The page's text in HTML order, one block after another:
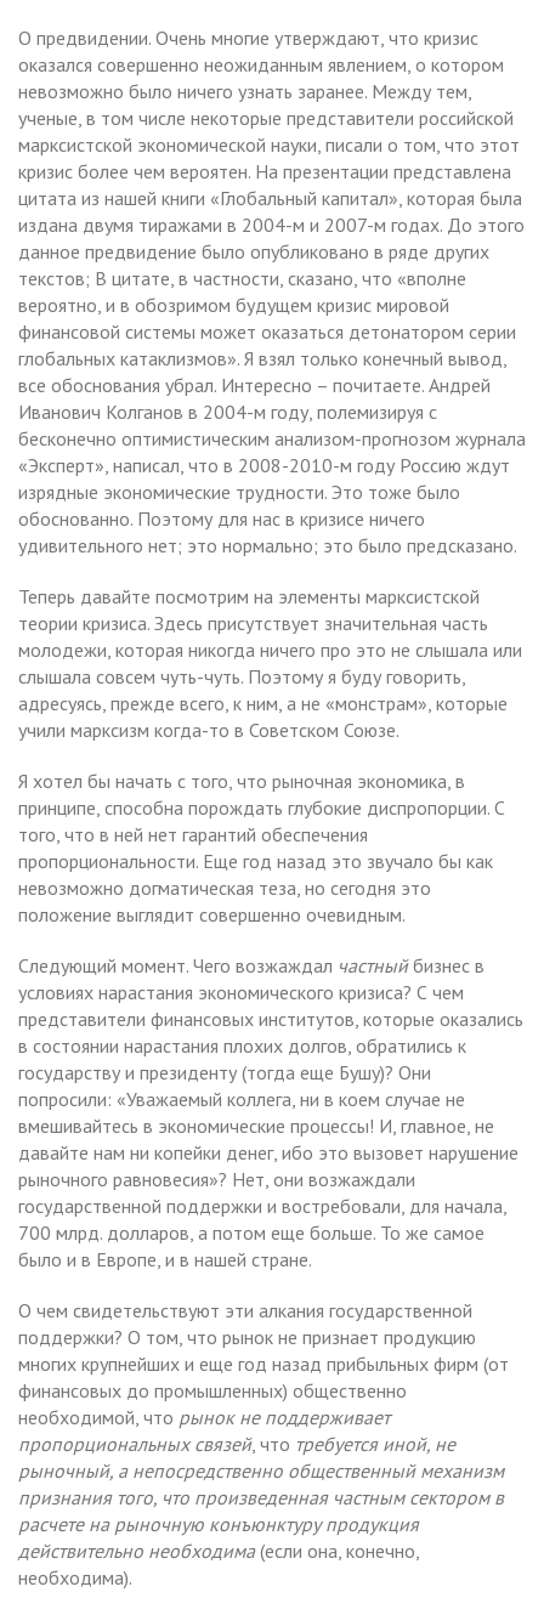
О предвидении. Очень многие утверждают, что кризис
оказался совершенно неожиданным явлением, о котором
невозможно было ничего узнать заранее. Между тем,
ученые, в том числе некоторые представители российской
марксистской экономической науки, писали о том, что этот
кризис более чем вероятен. На презентации представлена
цитата из нашей книги «Глобальный капитал», которая была
издана двумя тиражами в 2004-м и 2007-м годах. До этого
данное предвидение было опубликовано в ряде других
текстов; В цитате, в частности, сказано, что «вполне
вероятно, и в обозримом будущем кризис мировой
финансовой системы может оказаться детонатором серии
глобальных катаклизмов». Я взял только конечный вывод,
все обоснования убрал. Интересно – почитаете. Андрей
Иванович Колганов в 2004-м году, полемизируя с
бесконечно оптимистическим анализом-прогнозом журнала
«Эксперт», написал, что в 2008-2010-м году Россию ждут
изрядные экономические трудности. Это тоже было
обоснованно. Поэтому для нас в кризисе ничего
удивительного нет; это нормально; это было предсказано.
Теперь давайте посмотрим на элементы марксистской
теории кризиса. Здесь присутствует значительная часть
молодежи, которая никогда ничего про это не слышала или
слышала совсем чуть-чуть. Поэтому я буду говорить,
адресуясь, прежде всего, к ним, а не «монстрам», которые
учили марксизм когда-то в Советском Союзе.
Я хотел бы начать с того, что рыночная экономика, в
принципе, способна порождать глубокие диспропорции. С
того, что в ней нет гарантий обеспечения
пропорциональности. Еще год назад это звучало бы как
невозможно догматическая теза, но сегодня это
положение выглядит совершенно очевидным.
Следующий момент. Чего возжаждал частныйбизнес в
условиях нарастания экономического кризиса? С чем
представители финансовых институтов, которые оказались
в состоянии нарастания плохих долгов, обратились к
государству и президенту (тогда еще Бушу)? Они
попросили: «Уважаемый коллега, ни в коем случае не
вмешивайтесь в экономические процессы! И, главное, не
давайте нам ни копейки денег, ибо это вызовет нарушение
рыночного равновесия»? Нет, они возжаждали
государственной поддержки и востребовали, для начала,
700 млрд. долларов, а потом еще больше. То же самое
было и в Европе, и в нашей стране.
О чем свидетельствуют эти алкания государственной
поддержки? О том, что рынок не признает продукцию
многих крупнейших и еще год назад прибыльных фирм (от
финансовых до промышленных) общественно
необходимой, что рынок не поддерживает
пропорциональных связей, что требуется иной, не
рыночный, а непосредственно общественный механизм
признания того, что произведенная частным сектором в
расчете на рыночную конъюнктуру продукция
действительно необходима(если она, конечно,
необходима).